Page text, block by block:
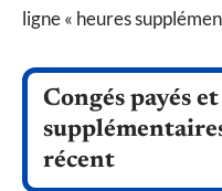
ligne « heures
Congés payés
récent